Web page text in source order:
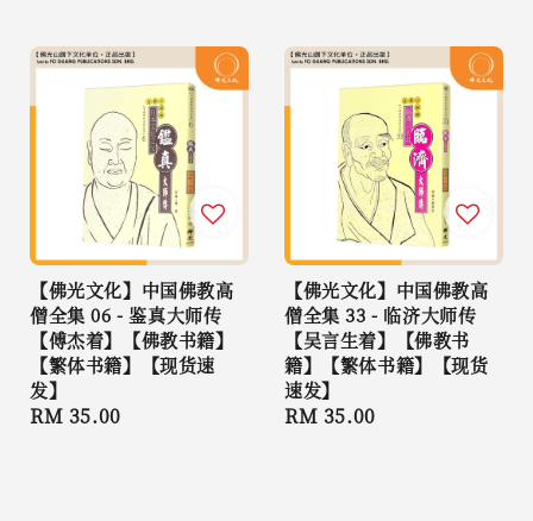
【佛光文化】中国佛教高
僧全集 06 - 鉴真大师传
【傅杰着】【佛教书籍】
【繁体书籍】【现货速
发】
Regular
RM 35.00
【佛光文化】中国佛教高
僧全集 33 - 临济大师传
【吴言生着】【佛教书
籍】【繁体书籍】【现货
速发】
Regular
RM 35.00